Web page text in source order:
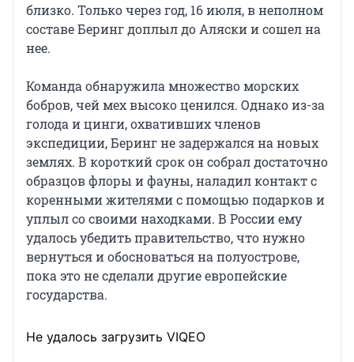
близко. Только через год, 16 июля, в неполном
составе Беринг доплыл до Аляски и сошел на
нее.
Команда обнаружила множество морских
бобров, чей мех высоко ценился. Однако из-за
голода и цинги, охвативших членов
экспедиции, Беринг не задержался на новых
землях. В короткий срок он собрал достаточно
образцов флоры и фауны, наладил контакт с
коренными жителями с помощью подарков и
уплыл со своими находками. В России ему
удалось убедить правительство, что нужно
вернуться и обосноваться на полуострове,
пока это не сделали другие европейские
государства.
Не удалось загрузить VIQEO